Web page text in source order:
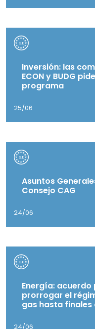
Inversión: las
ECON y BUDG
programa
25/06
Asuntos
Consejo CAG
24/06
Energía:
prorrogar el
gas hasta finales
24/06